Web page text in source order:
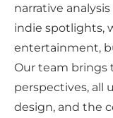
narrative
indie spotlights,
entertainment,
Our team brings
perspectives, all
design, and the